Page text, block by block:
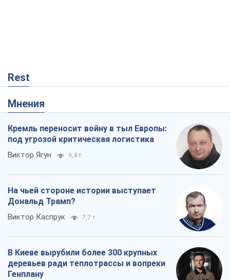
Rest
Мнения
Кремль переносит войну в тыл Европы:
под угрозой критическая логистика
Виктор Ягун 9,4 т.
На чьей стороне истории выступает
Дональд Трамп?
Виктор Каспрук 7,7 т.
В Киеве вырубили более 300 крупных
деревьев ради теплотрассы и вопреки
Генплану